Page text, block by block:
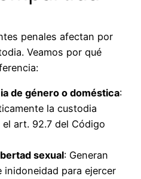
penales afectan por
Veamos por qué
de género o doméstica:
la custodia
art. 92.7 del Código
sexual: Generan
inidoneidad para ejercer